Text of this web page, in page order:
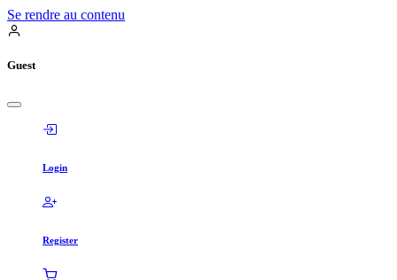
Se rendre au contenu
Guest
Login
Register